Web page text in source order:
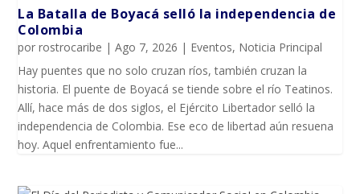
La Batalla de Boyacá selló la independencia de
Colombia
porrostrocaribe |Ago 7, 2026 | Eventos, Noticia Principal
Hay puentes que no solo cruzan ríos, también cruzan la
historia. El puente de Boyacá se tiende sobre el río Teatinos.
Allí, hace más de dos siglos, el Ejército Libertador selló la
independencia de Colombia. Ese eco de libertad aún resuena
hoy. Aquel enfrentamiento fue...